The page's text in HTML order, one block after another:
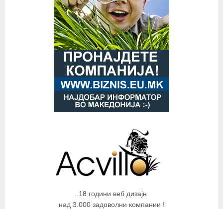
..18 години веб дизајн
над 3.000 задоволни компании !